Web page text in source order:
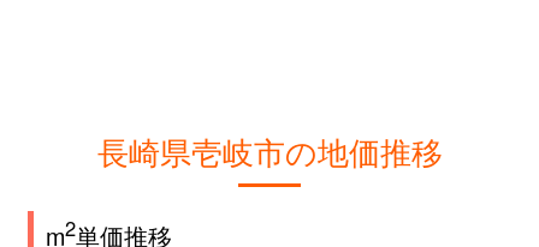
長崎県壱岐市の地価推移
m2単価推移